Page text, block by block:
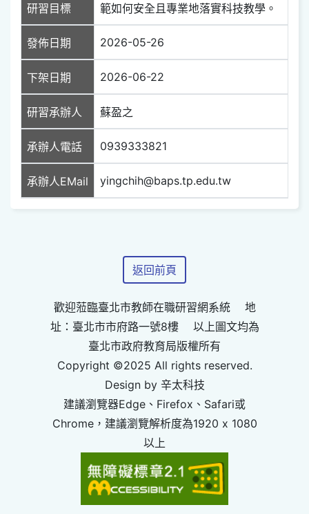
研習目標
範如何安全且專業地落實科技教學。
發佈日期 2026-05-26
下架日期 2026-06-22
研習承辦人 蘇盈之
承辦人電話 0939333821
承辦人EMail yingchih@baps.tp.edu.tw
返回前頁
歡迎蒞臨臺北市教師在職研習網系統 地
址：臺北市市府路一號8樓 以上圖文均為
臺北市政府教育局版權所有
Copyright ©2025 All rights reserved.
Design by 辛太科技
建議瀏覽器Edge、Firefox、Safari或
Chrome，建議瀏覽解析度為1920 x 1080
以上